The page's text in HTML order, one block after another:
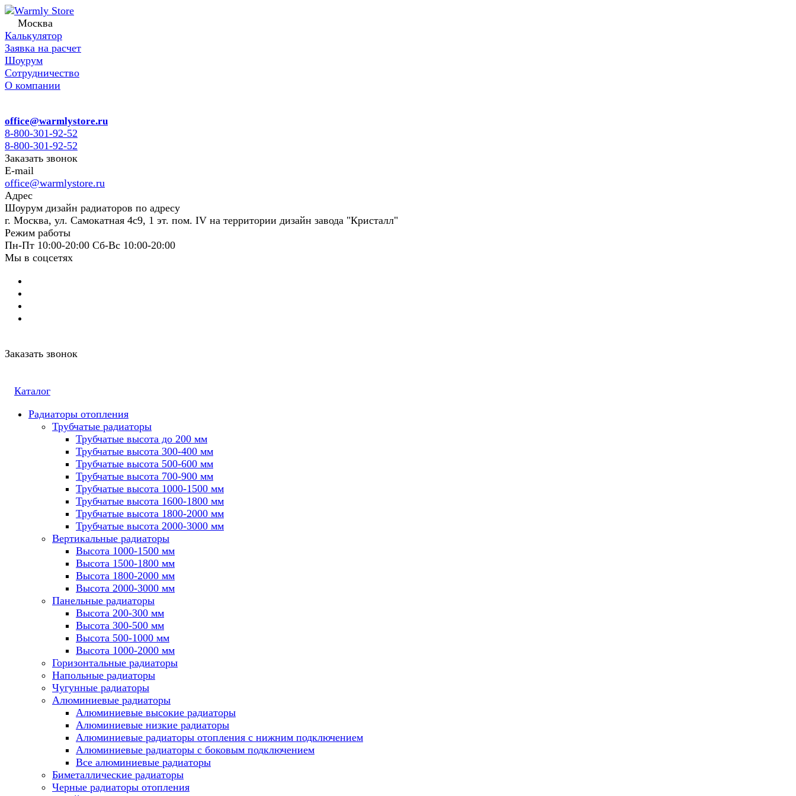
Москва
Калькулятор
Заявка на расчет
Шоурум
Сотрудничество
О компании
office@warmlystore.ru
8-800-301-92-52
8-800-301-92-52
Заказать звонок
E-mail
office@warmlystore.ru
Адрес
Шоурум дизайн радиаторов по адресу
г. Москва, ул. Самокатная 4с9, 1 эт. пом. IV на территории дизайн завода "Кристалл"
Режим работы
Пн-Пт 10:00-20:00 Сб-Вс 10:00-20:00
Мы в соцсетях
Заказать звонок
Каталог
Радиаторы отопления
Трубчатые радиаторы
Трубчатые высота до 200 мм
Трубчатые высота 300-400 мм
Трубчатые высота 500-600 мм
Трубчатые высота 700-900 мм
Трубчатые высота 1000-1500 мм
Трубчатые высота 1600-1800 мм
Трубчатые высота 1800-2000 мм
Трубчатые высота 2000-3000 мм
Вертикальные радиаторы
Высота 1000-1500 мм
Высота 1500-1800 мм
Высота 1800-2000 мм
Высота 2000-3000 мм
Панельные радиаторы
Высота 200-300 мм
Высота 300-500 мм
Высота 500-1000 мм
Высота 1000-2000 мм
Горизонтальные радиаторы
Напольные радиаторы
Чугунные радиаторы
Алюминиевые радиаторы
Алюминиевые высокие радиаторы
Алюминиевые низкие радиаторы
Алюминиевые радиаторы отопления с нижним подключением
Алюминиевые радиаторы с боковым подключением
Все алюминиевые радиаторы
Биметаллические радиаторы
Черные радиаторы отопления